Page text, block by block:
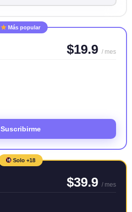
Más popular
$19.9 / mes
Suscribirme
Solo +18
$39.9 / mes